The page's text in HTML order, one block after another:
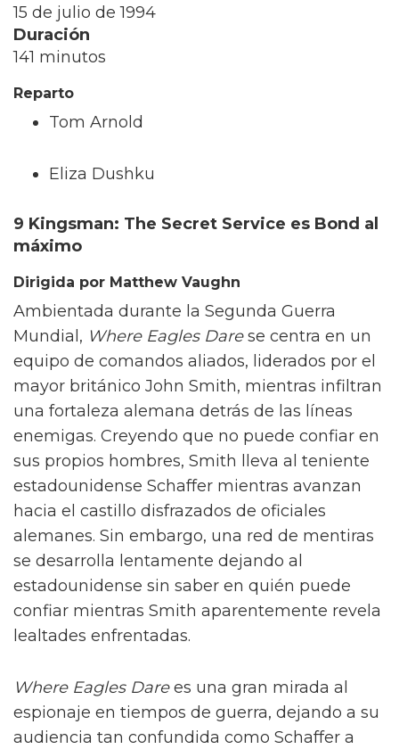
15 de julio de 1994
Duración
141 minutos
Reparto
Tom Arnold
Eliza Dushku
9 Kingsman: The Secret Service es Bond al
máximo
Dirigida por Matthew Vaughn
Ambientada durante la Segunda Guerra
Mundial, Where Eagles Darese centra en un
equipo de comandos aliados, liderados por el
mayor británico John Smith, mientras infiltran
una fortaleza alemana detrás de las líneas
enemigas. Creyendo que no puede confiar en
sus propios hombres, Smith lleva al teniente
estadounidense Schaffer mientras avanzan
hacia el castillo disfrazados de oficiales
alemanes. Sin embargo, una red de mentiras
se desarrolla lentamente dejando al
estadounidense sin saber en quién puede
confiar mientras Smith aparentemente revela
lealtades enfrentadas.
Where Eagles Darees una gran mirada al
espionaje en tiempos de guerra, dejando a su
audiencia tan confundida como Schaffer a